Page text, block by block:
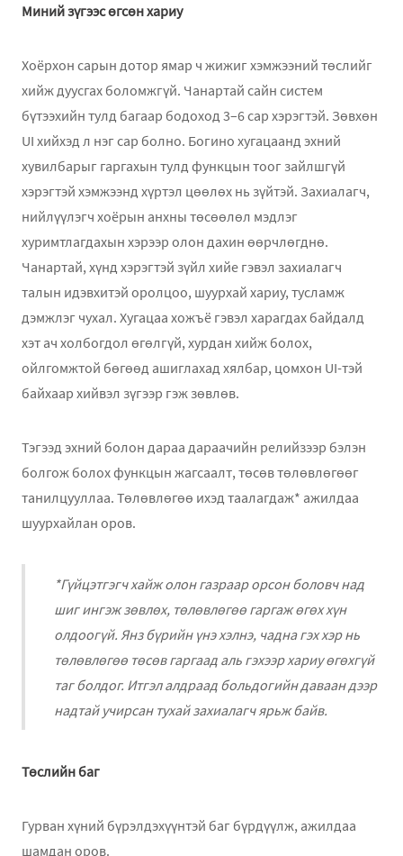
Миний зүгээс өгсөн хариу
Хоёрхон сарын дотор ямар ч жижиг хэмжээний төслийг
хийж дуусгах боломжгүй. Чанартай сайн систем
бүтээхийн тулд багаар бодоход 3–6 сар хэрэгтэй. Зөвхөн
UI хийхэд л нэг сар болно. Богино хугацаанд эхний
хувилбарыг гаргахын тулд функцын тоог зайлшгүй
хэрэгтэй хэмжээнд хүртэл цөөлөх нь зүйтэй. Захиалагч,
нийлүүлэгч хоёрын анхны төсөөлөл мэдлэг
хуримтлагдахын хэрээр олон дахин өөрчлөгднө.
Чанартай, хүнд хэрэгтэй зүйл хийе гэвэл захиалагч
талын идэвхитэй оролцоо, шуурхай хариу, тусламж
дэмжлэг чухал. Хугацаа хожъё гэвэл харагдах байдалд
хэт ач холбогдол өгөлгүй, хурдан хийж болох,
ойлгомжтой бөгөөд ашиглахад хялбар, цомхон UI-тэй
байхаар хийвэл зүгээр гэж зөвлөв.
Тэгээд эхний болон дараа дараачийн релийзээр бэлэн
болгож болох функцын жагсаалт, төсөв төлөвлөгөөг
танилцууллаа. Төлөвлөгөө ихэд таалагдаж* ажилдаа
шуурхайлан оров.
*Гүйцэтгэгч хайж олон газраар орсон боловч над
шиг ингэж зөвлөх, төлөвлөгөө гаргаж өгөх хүн
олдоогүй. Янз бүрийн үнэ хэлнэ, чадна гэх хэр нь
төлөвлөгөө төсөв гаргаад аль гэхээр хариу өгөхгүй
таг болдог. Итгэл алдраад больдогийн даваан дээр
надтай учирсан тухай захиалагч ярьж байв.
Төслийн баг
Гурван хүний бүрэлдэхүүнтэй баг бүрдүүлж, ажилдаа
шамдан оров.